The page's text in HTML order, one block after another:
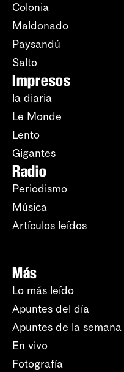
Colonia
Maldonado
Paysandú
Salto
Impresos
la diaria
Le Monde
Lento
Gigantes
Radio
Periodismo
Música
Artículos leídos
Más
Lo más leído
Apuntes del día
Apuntes de la semana
En vivo
Fotografía